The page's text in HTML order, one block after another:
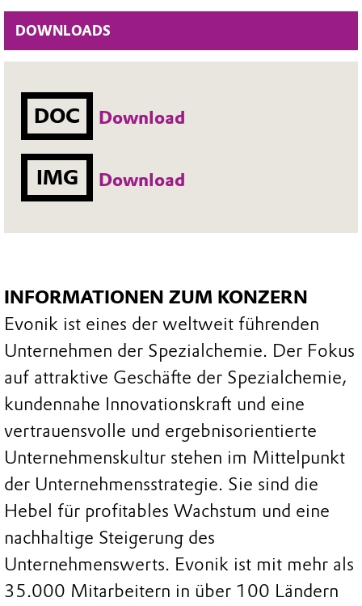
DOWNLOADS
DOC Download
IMG Download
INFORMATIONEN ZUM KONZERN
Evonik ist eines der weltweit führenden
Unternehmen der Spezialchemie. Der Fokus
auf attraktive Geschäfte der Spezialchemie,
kundennahe Innovationskraft und eine
vertrauensvolle und ergebnisorientierte
Unternehmenskultur stehen im Mittelpunkt
der Unternehmensstrategie. Sie sind die
Hebel für profitables Wachstum und eine
nachhaltige Steigerung des
Unternehmenswerts. Evonik ist mit mehr als
35.000 Mitarbeitern in über 100 Ländern